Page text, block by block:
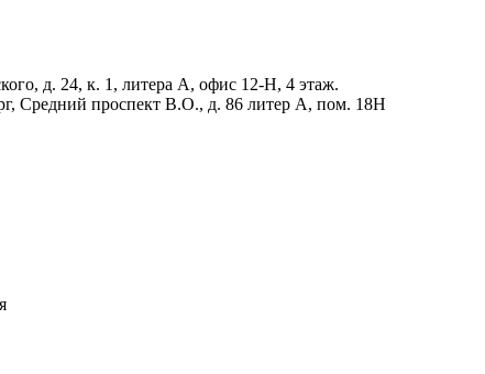
д. 24, к. 1, литера А, офис 12-Н, 4 этаж.
Средний проспект В.О., д. 86 литер А, пом. 18Н